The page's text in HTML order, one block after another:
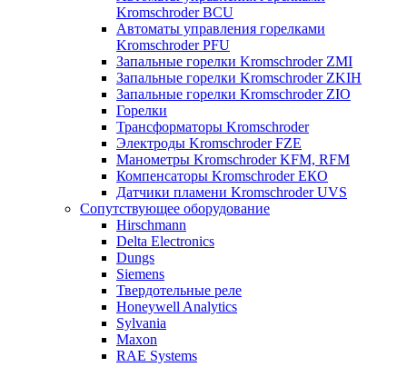
Kromschroder BCU
Автоматы управления горелками
Kromschroder PFU
Запальные горелки Kromschroder ZМI
Запальные горелки Kromschroder ZKIH
Запальные горелки Kromschroder ZIO
Горелки
Трансформаторы Kromschroder
Электроды Kromschroder FZE
Манометры Kromschroder KFM, RFM
Компенсаторы Kromschroder ЕКО
Датчики пламени Kromschroder UVS
Сопутствующее оборудование
Hirschmann
Delta Electronics
Dungs
Siemens
Твердотельные реле
Honeywell Analytics
Sylvania
Maxon
RAE Systems